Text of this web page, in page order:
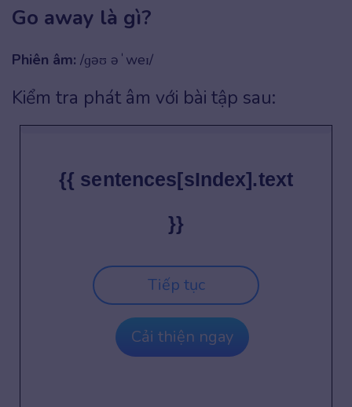
Go away là gì?
Phiên âm: /ɡəʊ əˈweɪ/
Kiểm tra phát âm với bài tập sau:
{{ sentences[sIndex].text
}}
Tiếp tục
Cải thiện ngay